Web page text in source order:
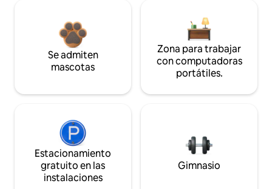
Se admiten
mascotas
Zona para trabajar
con computadoras
portátiles.
Estacionamiento
gratuito en las
instalaciones
Gimnasio